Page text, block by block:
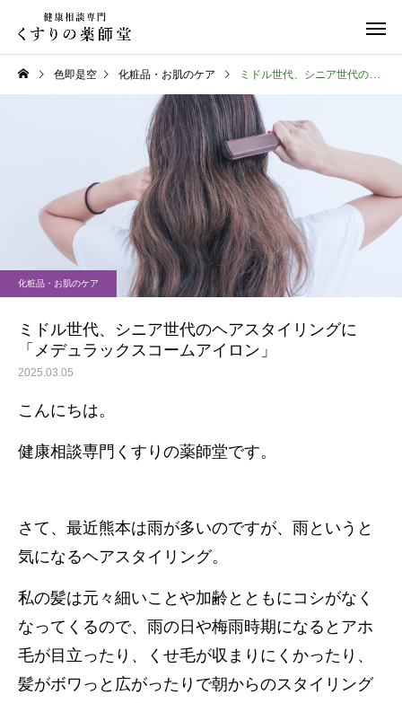
日常のこと
熊本県代表有明高校、初戦
突破おめでとう！
日常のこと
令和８年熊本地震
色即是空 化粧品・お肌のケア ミドル世代、シニア世代のヘアスタイリングに「メデュラックスコームアイロン」
化粧品・お肌のケア
ミドル世代、シニア世代のヘアスタイリングに
「メデュラックスコームアイロン」
2025.03.05
こんにちは。
健康相談専門くすりの薬師堂です。
さて、最近熊本は雨が多いのですが、雨というと
気になるヘアスタイリング。
私の髪は元々細いことや加齢とともにコシがなく
なってくるので、雨の日や梅雨時期になるとアホ
毛が目立ったり、くせ毛が収まりにくかったり、
髪がボワっと広がったりで朝からのスタイリング